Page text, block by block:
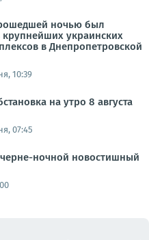
ночью был
украинских
в Днепропетровской
10:39
на утро 8 августа
07:45
ночной новостишный